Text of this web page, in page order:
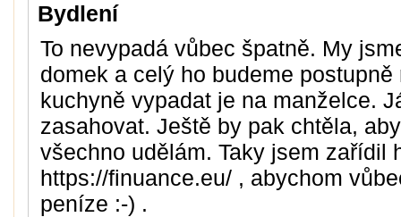
Bydlení
To nevypadá vůbec špatně. My
domek a celý ho budeme
kuchyně vypadat je na manželce.
zasahovat. Ještě by pak chtěla,
všechno udělám. Taky jsem zařídil
https://finuance.eu/ , abychom
peníze :-) .